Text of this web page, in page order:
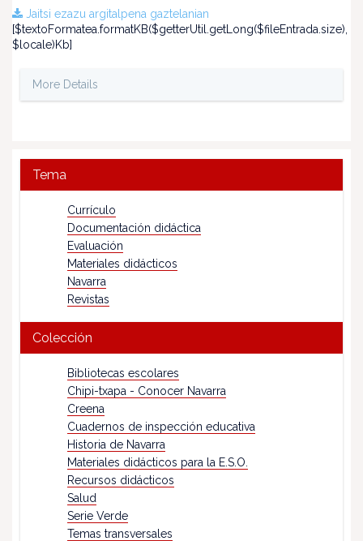
Jaitsi ezazu argitalpena gaztelanian
[$textoFormatea.formatKB($getterUtil.getLong($fileEntrada.size),
$locale)Kb]
More Details
Tema
Currículo
Documentación didáctica
Evaluación
Materiales didácticos
Navarra
Revistas
Colección
Bibliotecas escolares
Chipi-txapa - Conocer Navarra
Creena
Cuadernos de inspección educativa
Historia de Navarra
Materiales didácticos para la E.S.O.
Recursos didácticos
Salud
Serie Verde
Temas transversales